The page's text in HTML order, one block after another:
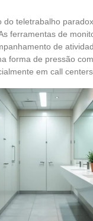
do teletrabalho
ferramentas de
de
forma de pressão
em call